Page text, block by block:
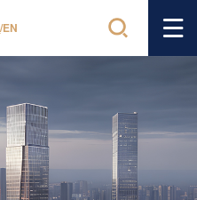
/EN